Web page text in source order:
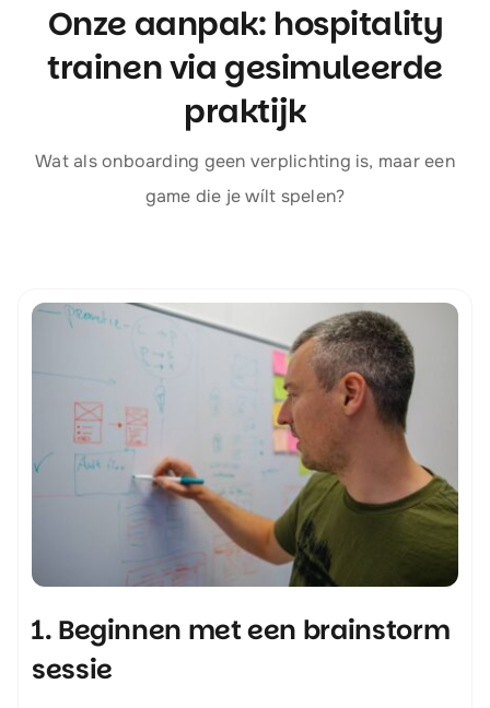
Onze aanpak: hospitality
trainen via gesimuleerde
praktijk
Wat als onboarding geen verplichting is, maar een
game die je wílt spelen?
1. Beginnen met een brainstorm
sessie